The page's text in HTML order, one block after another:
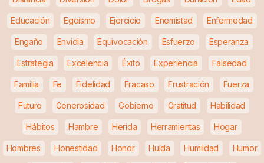
Educación Egoísmo Ejercicio Enemistad Enfermedad
Engaño Envidia Equivocación Esfuerzo Esperanza
Estrategia Excelencia Éxito Experiencia Falsedad
Familia Fe Fidelidad Fracaso Frustración Fuerza
Futuro Generosidad Gobierno Gratitud Habilidad
Hábitos Hambre Herida Herramientas Hogar
Hombres Honestidad Honor Huída Humildad Humor